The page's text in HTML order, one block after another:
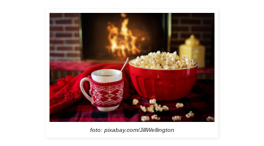
foto: pixabay.com/JillWellington